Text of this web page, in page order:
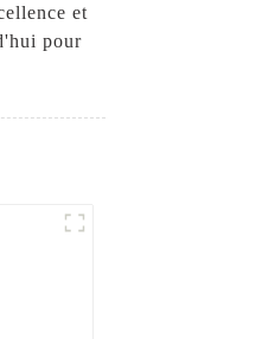
et
pour